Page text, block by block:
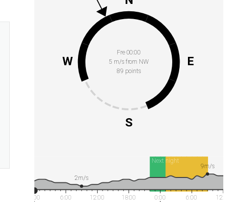
Fre 00:00
5 m/s from NW
89 points
E
S
W
Next night
0:00 6:00
12:00
18:00 0:00 6:00
12:00
9m/s
2m/s